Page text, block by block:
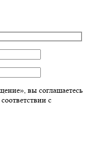
вы соглашаетесь
с